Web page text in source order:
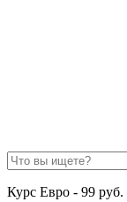
Курс Евро - 99 руб.